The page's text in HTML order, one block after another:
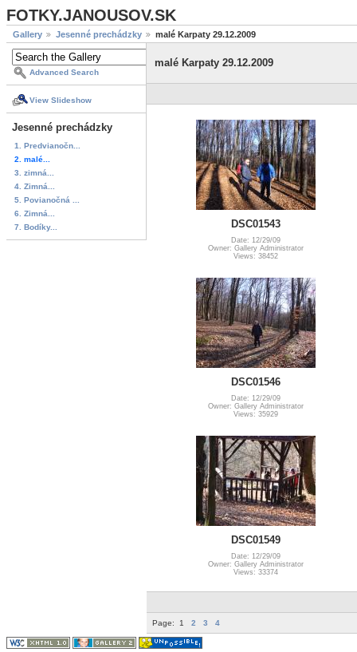
FOTKY.JANOUSOV.SK
Gallery Jesenné prechádzky malé Karpaty 29.12.2009
Advanced Search
View Slideshow
Jesenné prechádzky
1. Predvianočn...
2. malé...
3. zimná...
4. Zimná...
5. Povianočná ...
6. Zimná...
7. Bodíky...
malé Karpaty 29.12.2009
DSC01543
Date: 12/29/09
Owner: Gallery Administrator
Views: 38452
DSC01546
Date: 12/29/09
Owner: Gallery Administrator
Views: 35929
DSC01549
Date: 12/29/09
Owner: Gallery Administrator
Views: 33374
Page: 1 2 3 4